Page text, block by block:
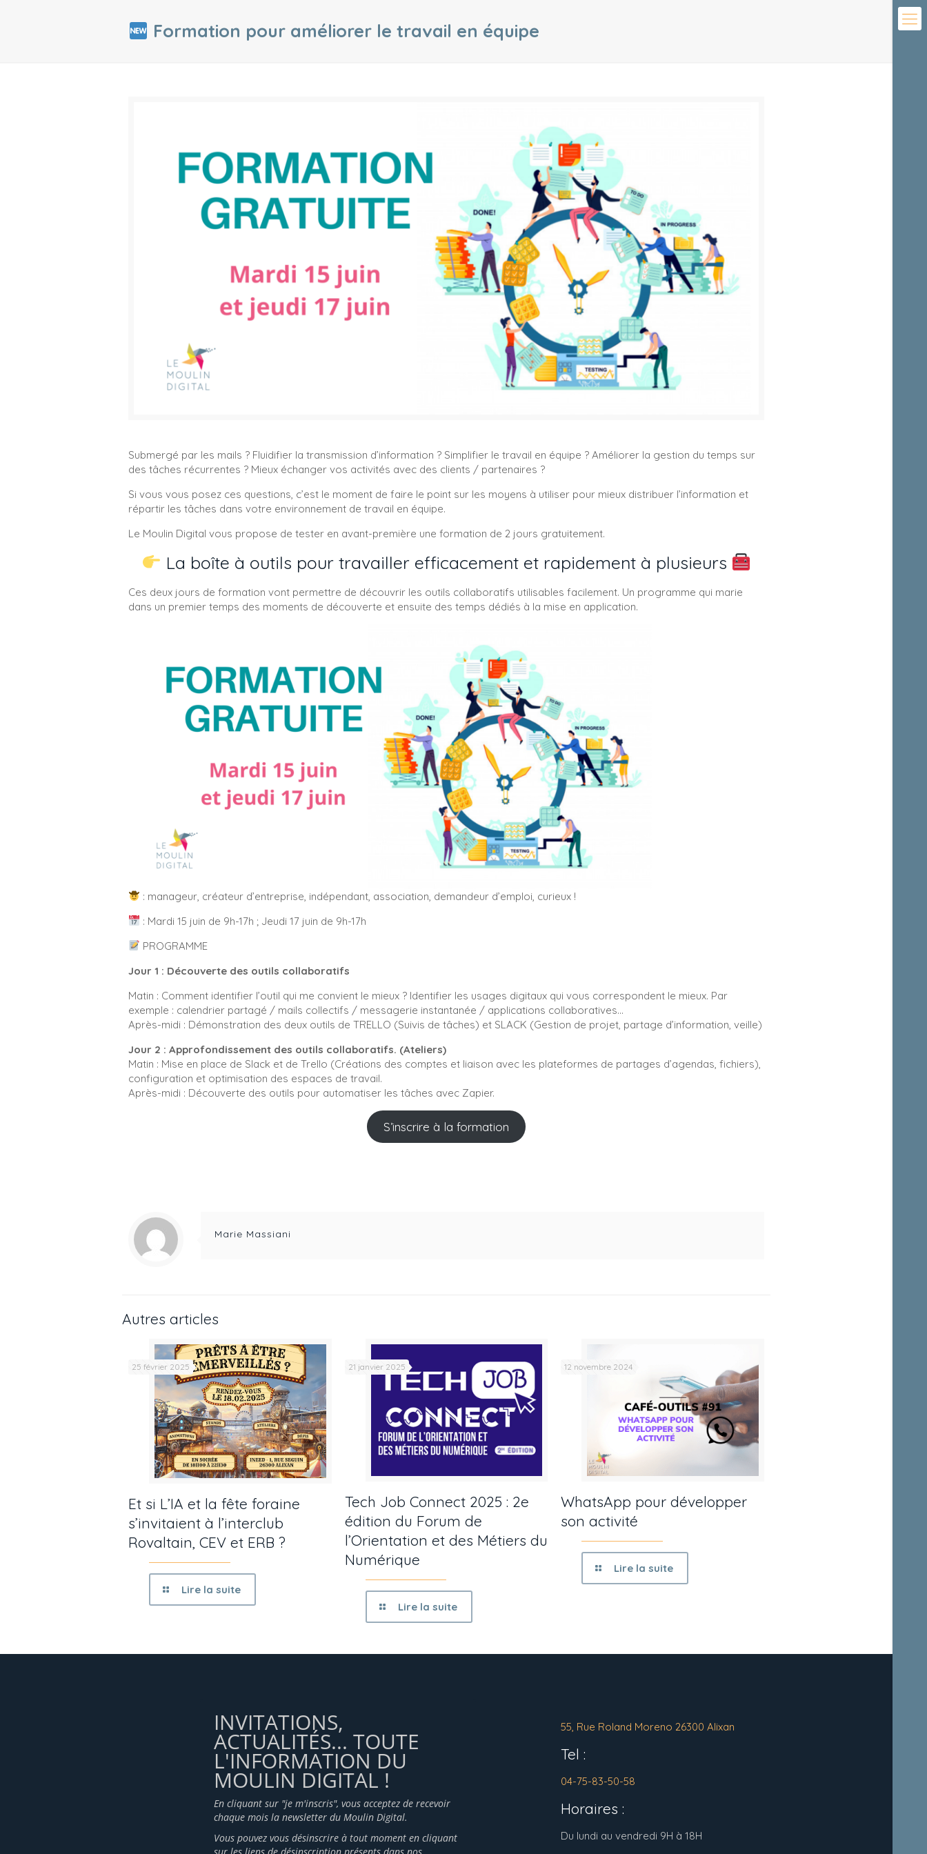
Formation pour améliorer le travail en équipe
Submergé par les mails ? Fluidifier la transmission d’information ? Simplifier le travail en équipe ? Améliorer la gestion du temps sur
des tâches récurrentes ? Mieux échanger vos activités avec des clients / partenaires ?
Si vous vous posez ces questions, c’est le moment de faire le point sur les moyens à utiliser pour mieux distribuer l’information et
répartir les tâches dans votre environnement de travail en équipe.
Le Moulin Digital vous propose de tester en avant-première une formation de 2 jours gratuitement.
La boîte à outils pour travailler efficacement et rapidement à plusieurs
Ces deux jours de formation vont permettre de découvrir les outils collaboratifs utilisables facilement. Un programme qui marie
dans un premier temps des moments de découverte et ensuite des temps dédiés à la mise en application.
: manageur, créateur d’entreprise, indépendant, association, demandeur d’emploi, curieux !
: Mardi 15 juin de 9h-17h ; Jeudi 17 juin de 9h-17h
PROGRAMME
Jour 1 : Découverte des outils collaboratifs
Matin : Comment identifier l’outil qui me convient le mieux ? Identifier les usages digitaux qui vous correspondent le mieux. Par
exemple : calendrier partagé / mails collectifs / messagerie instantanée / applications collaboratives…
Après-midi : Démonstration des deux outils de TRELLO (Suivis de tâches) et SLACK (Gestion de projet, partage d’information, veille)
Jour 2 : Approfondissement des outils collaboratifs. (Ateliers)
Matin : Mise en place de Slack et de Trello (Créations des comptes et liaison avec les plateformes de partages d’agendas, fichiers),
configuration et optimisation des espaces de travail.
Après-midi : Découverte des outils pour automatiser les tâches avec Zapier.
S’inscrire à la formation
Marie Massiani
Autres articles
25 février 2025
Et si L’IA et la fête foraine
s’invitaient à l’interclub
Rovaltain, CEV et ERB ?
Lire la suite
21 janvier 2025
Tech Job Connect 2025 : 2e
édition du Forum de
l’Orientation et des Métiers du
Numérique
Lire la suite
12 novembre 2024
WhatsApp pour développer
son activité
Lire la suite
INVITATIONS,
ACTUALITÉS... TOUTE
L'INFORMATION DU
MOULIN DIGITAL !
En cliquant sur "je m'inscris", vous acceptez de recevoir
chaque mois la newsletter du Moulin Digital.
Vous pouvez vous désinscrire à tout moment en cliquant
sur les liens de désinscription présents dans nos
55, Rue Roland Moreno 26300 Alixan
Tel :
04-75-83-50-58
Horaires :
Du lundi au vendredi 9H à 18H